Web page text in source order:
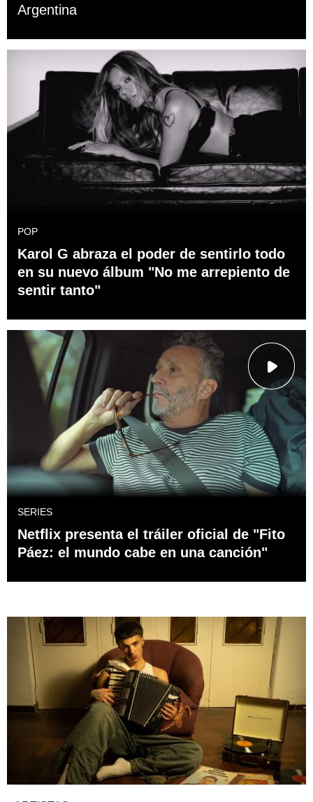
Argentina
POP
Karol G abraza el poder de sentirlo todo
en su nuevo álbum "No me arrepiento de
sentir tanto"
SERIES
Netflix presenta el tráiler oficial de "Fito
Páez: el mundo cabe en una canción"